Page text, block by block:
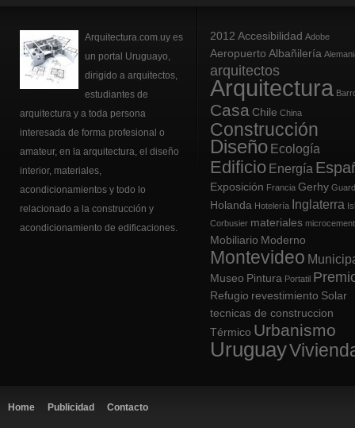
Arquitectura.com.uy es
un portal Uruguayo,
dirigido a arquitectos,
estudiantes de
arquitectura y a toda persona
interesada de forma profesional o
amateur, en la arquitectura, el diseño
interior, materiales,
acondicionamientos y todo lo
relacionado a la construcción y
acondicionamiento de edificaciones.
2012 Accesibilidad Adobe
Aeropuerto Albañilería
arquitectos
Arquitectura
Casa Chile China
Construcción
Diseño Ecología
Edificio Energía
Exposición Francia Gerhy
Holanda Hotelería Inglaterra
Corbusier materiales
Mobiliario Moderno
Montevideo
Museo Pintura Portatil
Refugio revestimiento Solar
tecnicas de construccion
Térmico Urbanismo
Uruguay
Home Publicidad Contacto